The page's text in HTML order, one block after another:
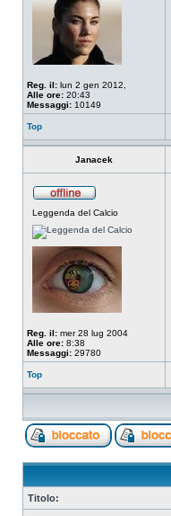
Reg. il: lun 2 gen 2012,
Alle ore: 20:43
Messaggi: 10149
Top
Janacek
Leggenda del Calcio
Reg. il: mer 28 lug 2004
Alle ore: 8:38
Messaggi: 29780
Top
Titolo: